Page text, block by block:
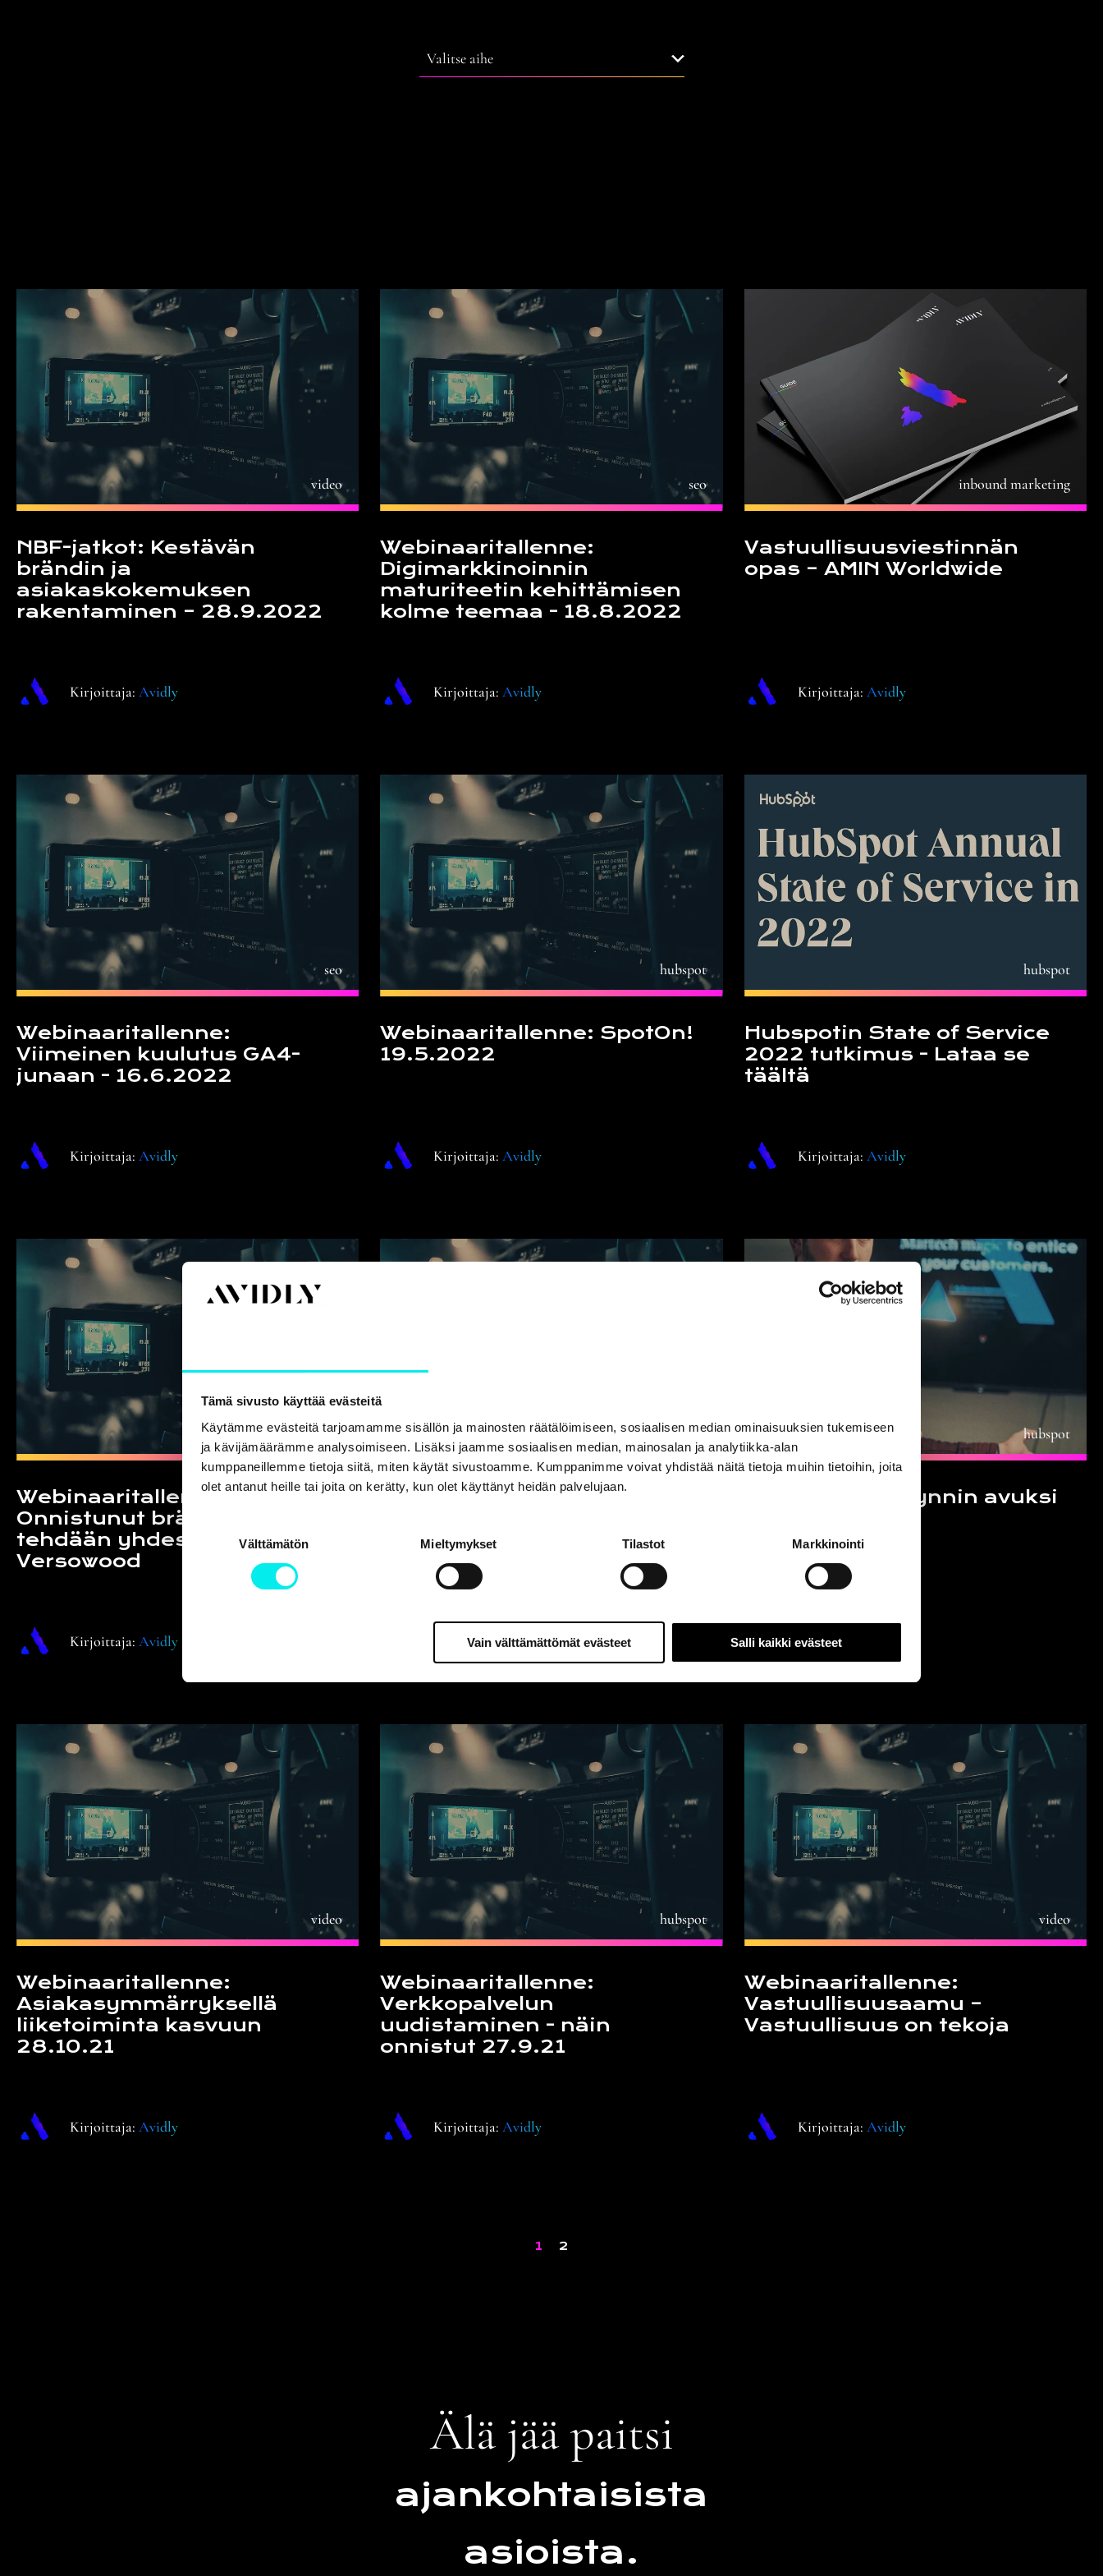
Tämä sivusto käyttää evästeitä
Käytämme evästeitä tarjoamamme sisällön ja mainosten räätälöimiseen, sosiaalisen median ominaisuuksien tukemiseen
ja kävijämäärämme analysoimiseen. Lisäksi jaamme sosiaalisen median, mainosalan ja analytiikka-alan
kumppaneillemme tietoja siitä, miten käytät sivustoamme. Kumppanimme voivat yhdistää näitä tietoja muihin tietoihin, joita
olet antanut heille tai joita on kerätty, kun olet käyttänyt heidän palvelujaan.
S
u
k
e
v
a
Välttämätön Mieltymykset Tilastot Markkinointi
Vain välttämättömät evästeet Salli kaikki evästeet
video
NBF-jatkot: Kestävän
brändin ja
asiakaskokemuksen
rakentaminen – 28.9.2022
Kirjoittaja: Avidly
seo
Webinaaritallenne:
Digimarkkinoinnin
maturiteetin kehittämisen
kolme teemaa - 18.8.2022
Kirjoittaja:Avidly
inbound marketing
Vastuullisuusviestinnän
opas – AMIN Worldwide
Kirjoittaja: Avidly
seo
Webinaaritallenne:
Viimeinen kuulutus GA4-
junaan - 16.6.2022
Kirjoittaja: Avidly
hubspot
Webinaaritallenne: SpotOn!
19.5.2022
Kirjoittaja:Avidly
hubspot
Hubspotin State of Service
2022 tutkimus - Lataa se
täältä
Kirjoittaja: Avidly
video
Webinaaritallenne:
Onnistunut brändiuudistus
tehdään yhdessä – Case
Versowood
Kirjoittaja: Avidly
video
Webinaaritallenne:
trendit 2022
Kirjoittaja:Avidly
hubspot
Video: CRM myynnin avuksi
Kirjoittaja:
video
Webinaaritallenne:
Asiakasymmärryksellä
liiketoiminta kasvuun
28.10.21
Kirjoittaja: Avidly
hubspot
Webinaaritallenne:
Verkkopalvelun
uudistaminen - näin
onnistut 27.9.21
Kirjoittaja:Avidly
video
Webinaaritallenne:
Vastuullisuusaamu –
Vastuullisuus on tekoja
Kirjoittaja: Avidly
1 2
Älä jää paitsi
ajankohtaisista
asioista.